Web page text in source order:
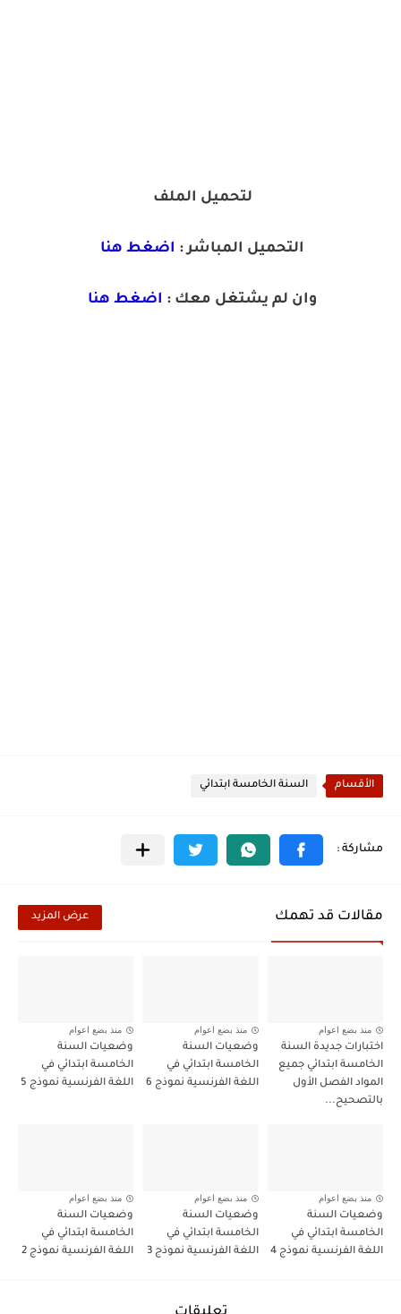
لتحميل الملف
التحميل المباشر : اضغط هنا
وان لم يشتغل معك : اضغط هنا
الأقسام السنة الخامسة ابتدائي
مقالات قد تهمك عرض المزيد
منذ بضع اعوام
اختبارات جديدة السنة
الخامسة ابتدائي جميع
المواد الفصل الأول
بالتصحيح...
منذ بضع اعوام
وضعيات السنة
الخامسة ابتدائي في
اللغة الفرنسية نموذج 6
منذ بضع اعوام
وضعيات السنة
الخامسة ابتدائي في
اللغة الفرنسية نموذج 5
منذ بضع اعوام
وضعيات السنة
الخامسة ابتدائي في
اللغة الفرنسية نموذج 4
منذ بضع اعوام
وضعيات السنة
الخامسة ابتدائي في
اللغة الفرنسية نموذج 3
منذ بضع اعوام
وضعيات السنة
الخامسة ابتدائي في
اللغة الفرنسية نموذج 2